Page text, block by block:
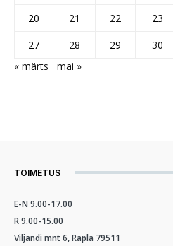
20
21 22 23
27
28 29
30
« märts
mai »
TOIMETUS
E-N 9.00-17.00
R 9.00-15.00
Viljandi mnt 6, Rapla 79511